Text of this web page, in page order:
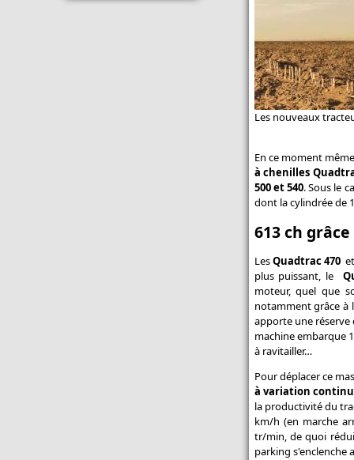
Les nouveaux
En ce moment
à chenilles
500 et 540. Sous le
dont la cylindrée de
613 ch
LesQuadtrac 470
plus puissant, le
moteur, quel que
notamment grâce à
apporte une réserve
machine embarque
à ravitailler…
Pour déplacer ce
à variation
la productivité du
km/h (en marche
tr/min, de quoi
parking s'enclenche